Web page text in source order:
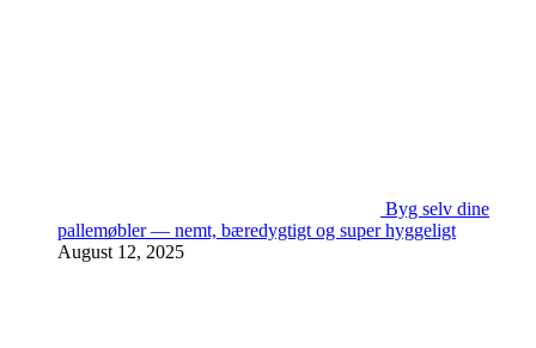
Byg selv dine
pallemøbler — nemt, bæredygtigt og super hyggeligt
August 12, 2025